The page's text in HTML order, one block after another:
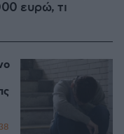
ευρώ, τι
38